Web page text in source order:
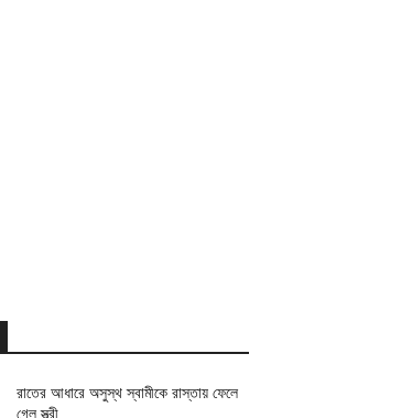
রাতের আধারে অসুস্থ স্বামীকে রাস্তায় ফেলে
গেল স্ত্রী